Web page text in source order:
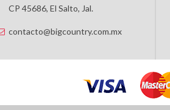
CP 45686, El Salto, Jal.
contacto@bigcountry.com.mx